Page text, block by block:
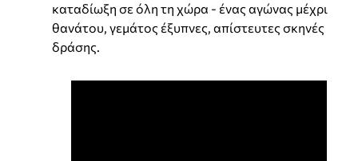
καταδίωξη σε όλη τη χώρα - ένας αγώνας μέχρι
θανάτου, γεμάτος έξυπνες, απίστευτες σκηνές
δράσης.